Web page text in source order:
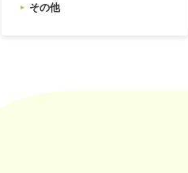
その他